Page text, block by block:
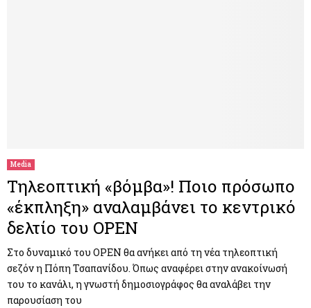
Media
Τηλεοπτική «βόμβα»! Ποιο πρόσωπο
«έκπληξη» αναλαμβάνει το κεντρικό
δελτίο του OPEN
Στο δυναμικό του OPEN θα ανήκει από τη νέα τηλεοπτική
σεζόν η Πόπη Τσαπανίδου. Όπως αναφέρει στην ανακοίνωσή
του το κανάλι, η γνωστή δημοσιογράφος θα αναλάβει την
παρουσίαση του